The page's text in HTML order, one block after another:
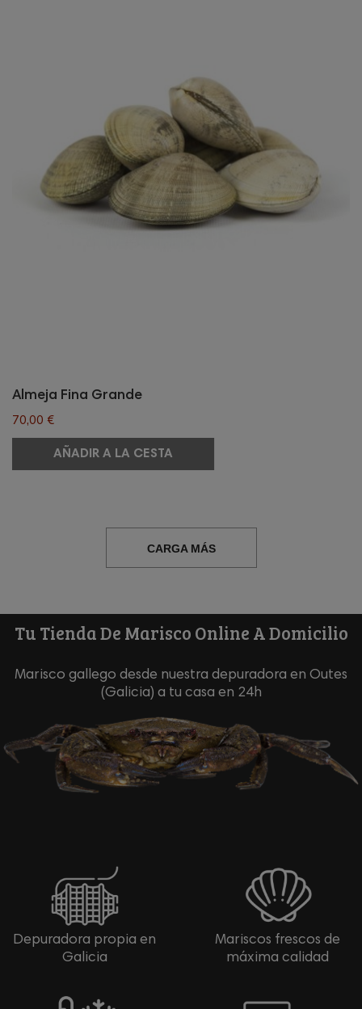
Almeja Fina Grande
70,00 €
AÑADIR A LA CESTA
CARGA MÁS
Tu Tienda De Marisco Online A Domicilio
Marisco gallego desde nuestra depuradora en Outes
(Galicia) a tu casa en 24h
Depuradora propia en
Galicia
Mariscos frescos de
máxima calidad